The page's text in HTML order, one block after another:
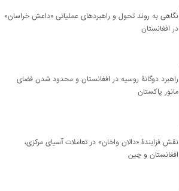
نگاهی به روند تحول و راهبردهای عملیاتی «داعش خراسان»
در افغانستان
راهبرد دوگانۀ روسیه در افغانستان و محدود شدن فضای
مانور پاکستان
نقش فزایندۀ «دالان واخان» در تعاملات آسیای مرکزی،
افغانستان و چین